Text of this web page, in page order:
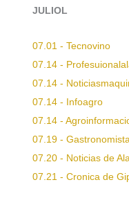
JULIOL
07.01 - Tecnovino
07.14 -
07.14 -
07.14 - Infoagro
07.14 -
07.19 -
07.20 - Noticias de
07.21 - Cronica de